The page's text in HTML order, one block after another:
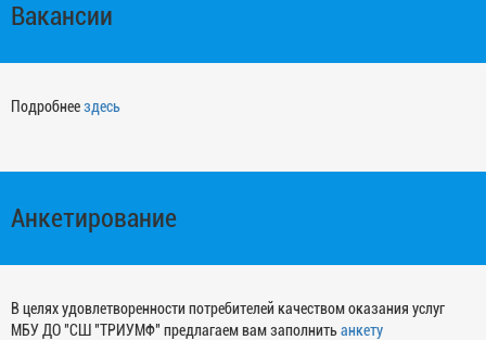
Вакансии
Подробнеездесь
Анкетирование
В целях удовлетворенности потребителей качеством оказания услуг
МБУ ДО "СШ "ТРИУМФ" предлагаем вам заполнитьанкету